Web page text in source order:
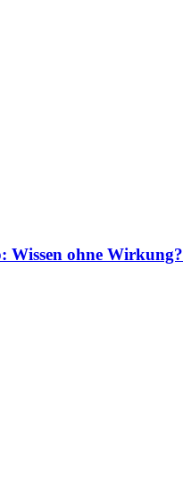
Wissen ohne Wirkung?